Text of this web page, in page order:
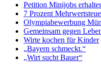
Petition Minijobs
7 Prozent
Olympiabewerbung
Gemeinsam gegen
Wirte kochen für Kinder
„Bayern schmeckt.“
„Wirt sucht Bauer“